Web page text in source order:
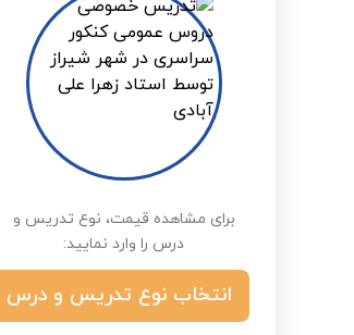
برای مشاهده قیمت، نوع تدریس و
درس را وارد نمایید:
انتخاب نوع تدریس و درس